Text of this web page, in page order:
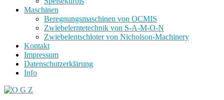
Maschinen
Beregnungsmaschinen von OCMIS
Zwiebelerntetechnik von S-A-M-O-N
Zwiebelentschloter von Nicholson-Machinery
Kontakt
Impressum
Datenschutzerklärung
Info